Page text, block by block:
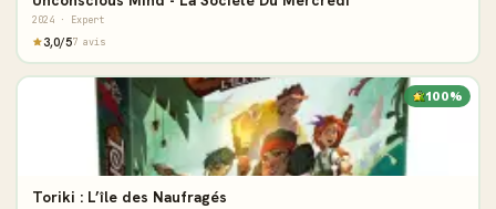
2024 · Expert
3,0/57 avis
100%
Toriki : L’île des Naufragés